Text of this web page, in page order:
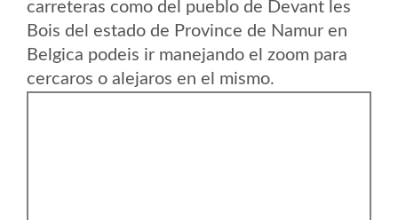
carreteras como del pueblo de Devant les
Bois del estado de Province de Namur en
Belgica podeis ir manejando el zoom para
cercaros o alejaros en el mismo.